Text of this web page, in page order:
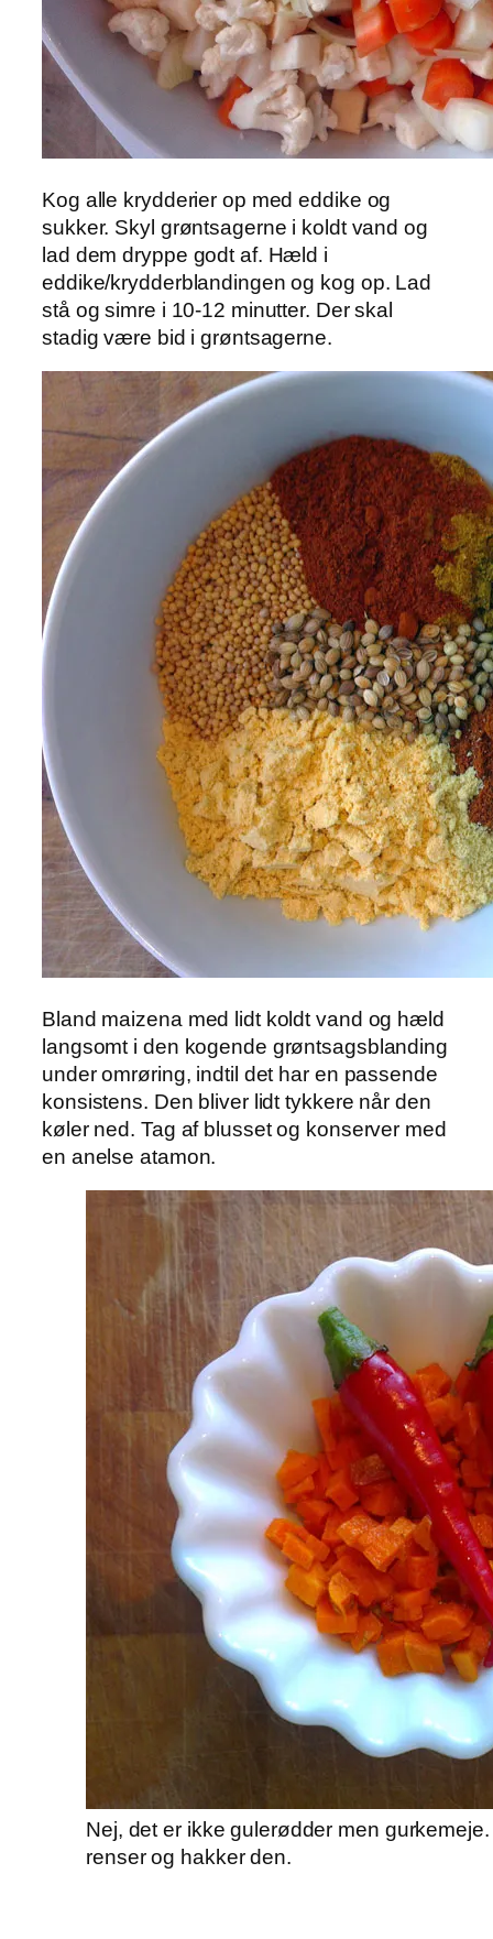
Kog alle krydderier op med eddike og
sukker. Skyl grøntsagerne i koldt vand og
lad dem dryppe godt af. Hæld i
eddike/krydderblandingen og kog op. Lad
stå og simre i 10-12 minutter. Der skal
stadig være bid i grøntsagerne.
Bland maizena med lidt koldt vand og hæld
langsomt i den kogende grøntsagsblanding
under omrøring, indtil det har en passende
konsistens. Den bliver lidt tykkere når den
køler ned. Tag af blusset og konserver med
en anelse atamon.
Nej, det er ikke gulerødder men
renser og hakker den.